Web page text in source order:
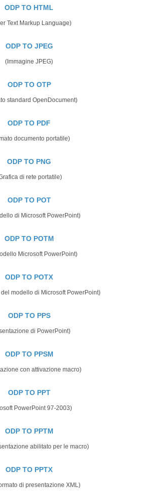
ODP TO HTML
Text Markup Language)
ODP TO JPEG
(Immagine JPEG)
ODP TO OTP
standard OpenDocument)
ODP TO PDF
documento portatile)
ODP TO PNG
di rete portatile)
ODP TO POT
di Microsoft PowerPoint)
ODP TO POTM
Microsoft PowerPoint)
ODP TO POTX
modello di Microsoft PowerPoint)
ODP TO PPS
di PowerPoint)
ODP TO PPSM
con attivazione macro)
ODP TO PPT
PowerPoint 97-2003)
ODP TO PPTM
abilitato per le macro)
ODP TO PPTX
di presentazione XML)